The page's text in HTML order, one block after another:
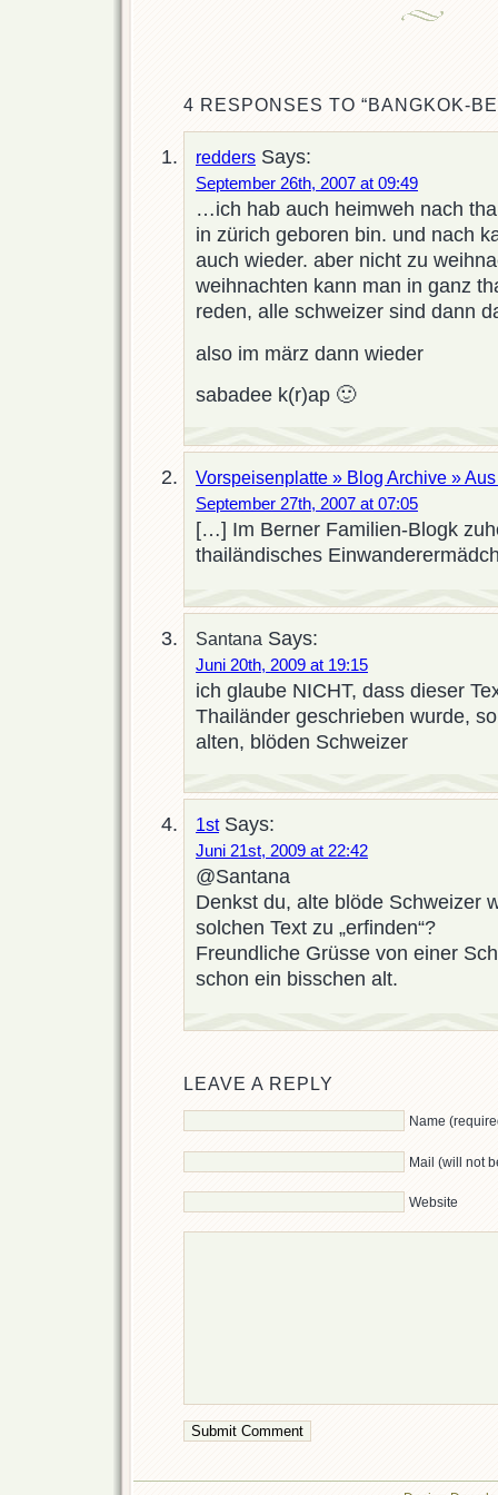
4 RESPONSES TO “BANGKOK-
redders Says:
September 26th, 2007 at 09:49
…ich hab auch heimweh nach
in zürich geboren bin. und nach
auch wieder. aber nicht zu
weihnachten kann man in ganz
reden, alle schweizer sind dann
also im märz dann wieder
sabadee k(r)ap 🙂
Vorspeisenplatte » Blog Archive »
September 27th, 2007 at 07:05
[…] Im Berner Familien-Blogk
thailändisches
Santana Says:
Juni 20th, 2009 at 19:15
ich glaube NICHT, dass dieser
Thailänder geschrieben wurde,
alten, blöden Schweizer
1stSays:
Juni 21st, 2009 at 22:42
@Santana
Denkst du, alte blöde Schweizer
solchen Text zu „erfinden“?
Freundliche Grüsse von einer
schon ein bisschen alt.
LEAVE A REPLY
Name
Mail (will not
Website